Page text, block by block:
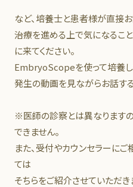
など、培養士と患者様が直接
治療を進める上で気になるこ
に来てください。
EmbryoScopeを使って培養
発生の動画を見ながらお話する
※医師の診察とは異なります
できません。
また、受付やカウンセラーに
ては
そちらをご紹介させていただき